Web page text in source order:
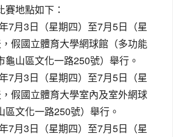
地點如下：
7月3日（星期四）至7月5日（星
假國立體育大學網球館（多功能
龜山區文化一路250號）舉行。
7月3日（星期四）至7月5日（星
假國立體育大學室內及室外網球
區文化一路250號）舉行。
7月3日（星期四）至7月5日（星